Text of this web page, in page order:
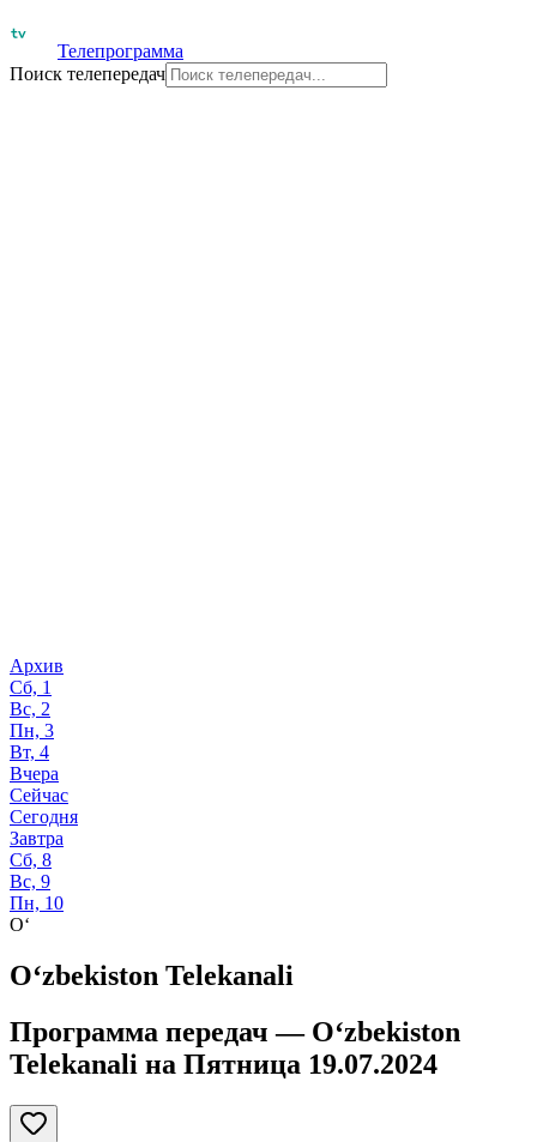
Телепрограмма
Поиск телепередач
Архив
Сб, 1
Вс, 2
Пн, 3
Вт, 4
Вчера
Сейчас
Сегодня
Завтра
Сб, 8
Вс, 9
Пн, 10
O‘
O‘zbekiston Telekanali
Программа передач — O‘zbekiston
Telekanali на Пятница 19.07.2024